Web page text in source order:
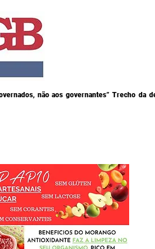
não aos governantes” Trecho da